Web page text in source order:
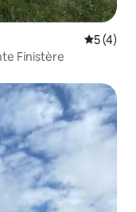
5 (4)
Finistère